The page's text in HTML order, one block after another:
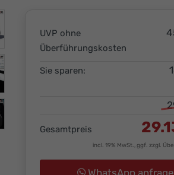
UVP ohne
Überführungskosten
Sie sparen:
Gesamtpreis
incl. 19% MwSt., ggf. zzgl.
WhatsApp